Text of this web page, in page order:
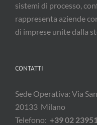
sistemi di processo,
rappresenta aziende
di imprese unite dalla
CONTATTI
Sede Operativa: Via
20133 Milano
Telefono: +39 02